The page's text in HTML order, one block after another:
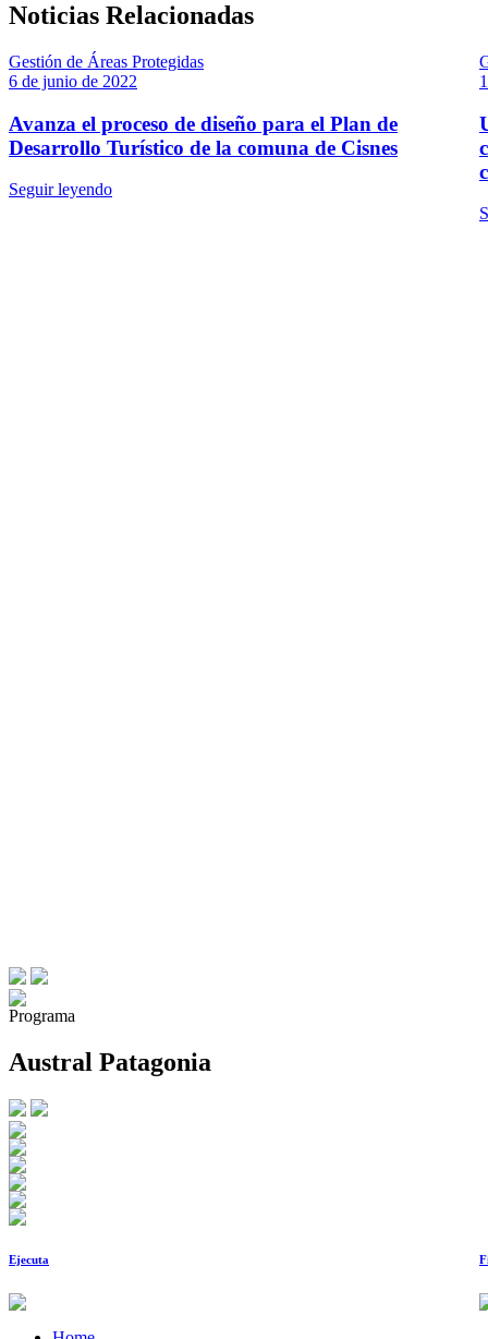
Noticias Relacionadas
Gestión de Áreas Protegidas
6 de junio de 2022
Avanza el proceso de diseño para el Plan de
Desarrollo Turístico de la comuna de Cisnes
Seguir leyendo
Programa
Austral Patagonia
Ejecuta